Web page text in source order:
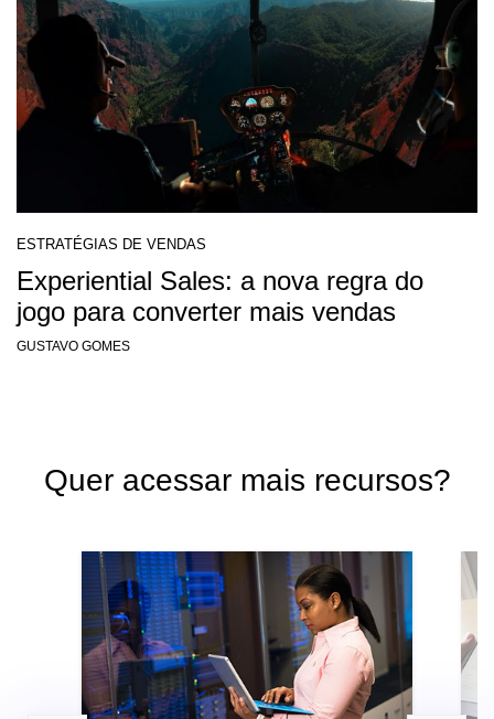
ESTRATÉGIAS DE VENDAS
Experiential Sales: a nova regra do
jogo para converter mais vendas
GUSTAVO GOMES
Quer acessar mais recursos?